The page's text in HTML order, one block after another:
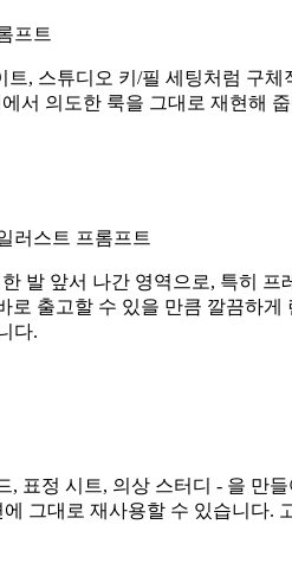
프트
, 스튜디오 키/필 세팅처럼 구
서 의도한 룩을 그대로 재현해
러스트 프롬프트
발 앞서 나간 영역으로, 특히
로 출고할 수 있을 만큼 깔끔하
다.
표정 시트, 의상 스터디 - 을
그대로 재사용할 수 있습니다